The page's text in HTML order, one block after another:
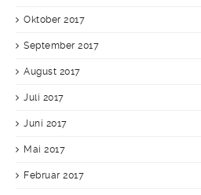
Oktober 2017
September 2017
August 2017
Juli 2017
Juni 2017
Mai 2017
Februar 2017